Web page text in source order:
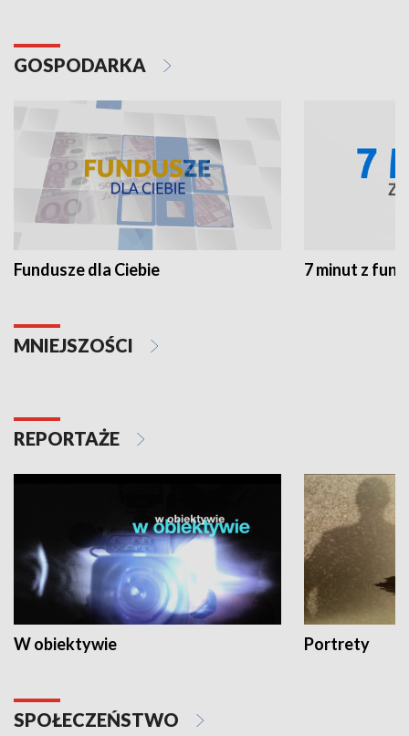
GOSPODARKA
Fundusze dla Ciebie 7 minut z
MNIEJSZOŚCI
REPORTAŻE
W obiektywie Portrety
SPOŁECZEŃSTWO